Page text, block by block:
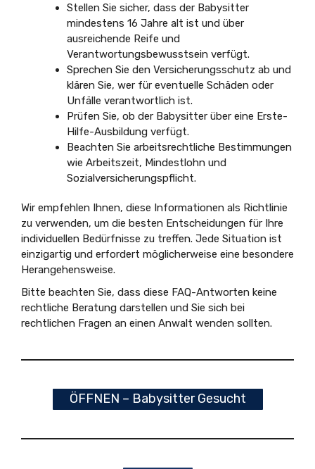
Stellen Sie sicher, dass der Babysitter
mindestens 16 Jahre alt ist und über
ausreichende Reife und
Verantwortungsbewusstsein verfügt.
Sprechen Sie den Versicherungsschutz ab und
klären Sie, wer für eventuelle Schäden oder
Unfälle verantwortlich ist.
Prüfen Sie, ob der Babysitter über eine Erste-
Hilfe-Ausbildung verfügt.
Beachten Sie arbeitsrechtliche Bestimmungen
wie Arbeitszeit, Mindestlohn und
Sozialversicherungspflicht.
Wir empfehlen Ihnen, diese Informationen als Richtlinie
zu verwenden, um die besten Entscheidungen für Ihre
individuellen Bedürfnisse zu treffen. Jede Situation ist
einzigartig und erfordert möglicherweise eine besondere
Herangehensweise.
Bitte beachten Sie, dass diese FAQ-Antworten keine
rechtliche Beratung darstellen und Sie sich bei
rechtlichen Fragen an einen Anwalt wenden sollten.
ÖFFNEN – Babysitter Gesucht